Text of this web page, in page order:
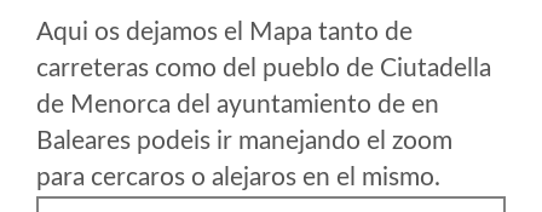
Aqui os dejamos el Mapa tanto de
carreteras como del pueblo de Ciutadella
de Menorca del ayuntamiento de en
Baleares podeis ir manejando el zoom
para cercaros o alejaros en el mismo.